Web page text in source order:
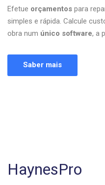
Efetue orçamentos para
simples e rápida. Calcule
obra num único software, a
Saber mais
HaynesPro